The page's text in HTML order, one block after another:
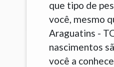
que tipo de
você, mesmo
Araguatins -
nascimentos
você a